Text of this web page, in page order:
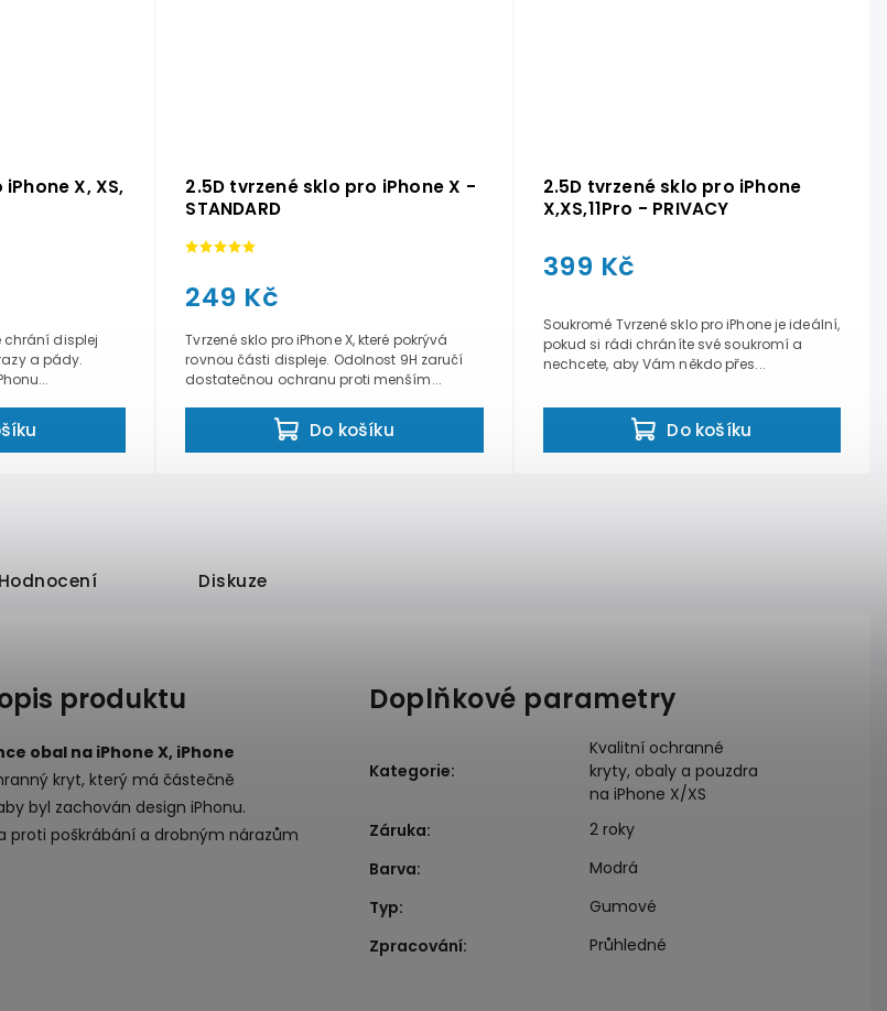
X, XS,
chrání displej
a pády.
2.5D tvrzené sklo pro iPhone X -
STANDARD
249 Kč
Do košíku
Tvrzené sklo pro iPhone X, které pokrývá
rovnou části displeje. Odolnost 9H zaručí
dostatečnou ochranu proti menším...
2.5D tvrzené sklo pro iPhone
X,XS,11Pro - PRIVACY
399 Kč
Do košíku
Soukromé Tvrzené sklo pro iPhone je ideální,
pokud si rádi chráníte své soukromí a
nechcete, aby Vám někdo přes...
Hodnocení Diskuze
produktu
obal na iPhone X, iPhone
kryt, který má částečně
byl zachován design iPhonu.
proti poškrábání a drobným nárazům
Doplňkové parametry
Kategorie:
Kvalitní ochranné
kryty, obaly a pouzdra
na iPhone X/XS
Záruka:
2 roky
Barva:
Modrá
Typ:
Gumové
Zpracování: Průhledné